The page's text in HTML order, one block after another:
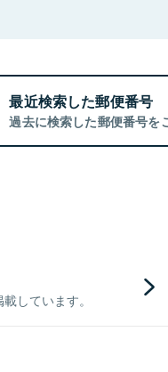
最近検索した郵便番号
過去に検索した郵便番号を
しています。